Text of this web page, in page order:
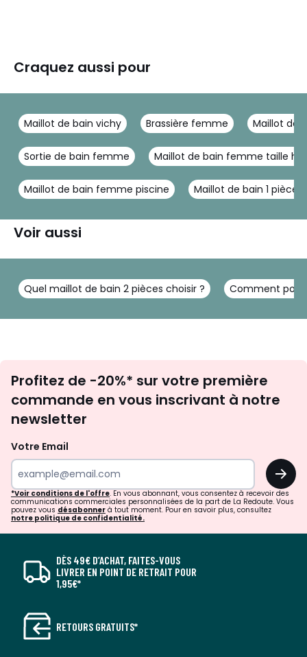
Craquez aussi pour
Maillot de bain vichy Brassière femme Maillot de
Sortie de bain femme Maillot de bain femme taille
Maillot de bain femme piscine Maillot de bain 1 pièce
Voir aussi
Quel maillot de bain 2 pièces choisir ? Comment
newsletter
Profitez de -20%* sur votre première
commande en vous inscrivant à notre
newsletter
Votre Email
OK
*Voir conditions de l'offre. En vous abonnant, vous consentez à recevoir des
communications commerciales personnalisées de la part de La Redoute. Vous
pouvez vous désabonner à tout moment. Pour en savoir plus, consultez
notre politique de confidentialité.
DÈS 49€ D’ACHAT, FAITES-VOUS
LIVRER EN POINT DE RETRAIT POUR
1,95€*
RETOURS GRATUITS*